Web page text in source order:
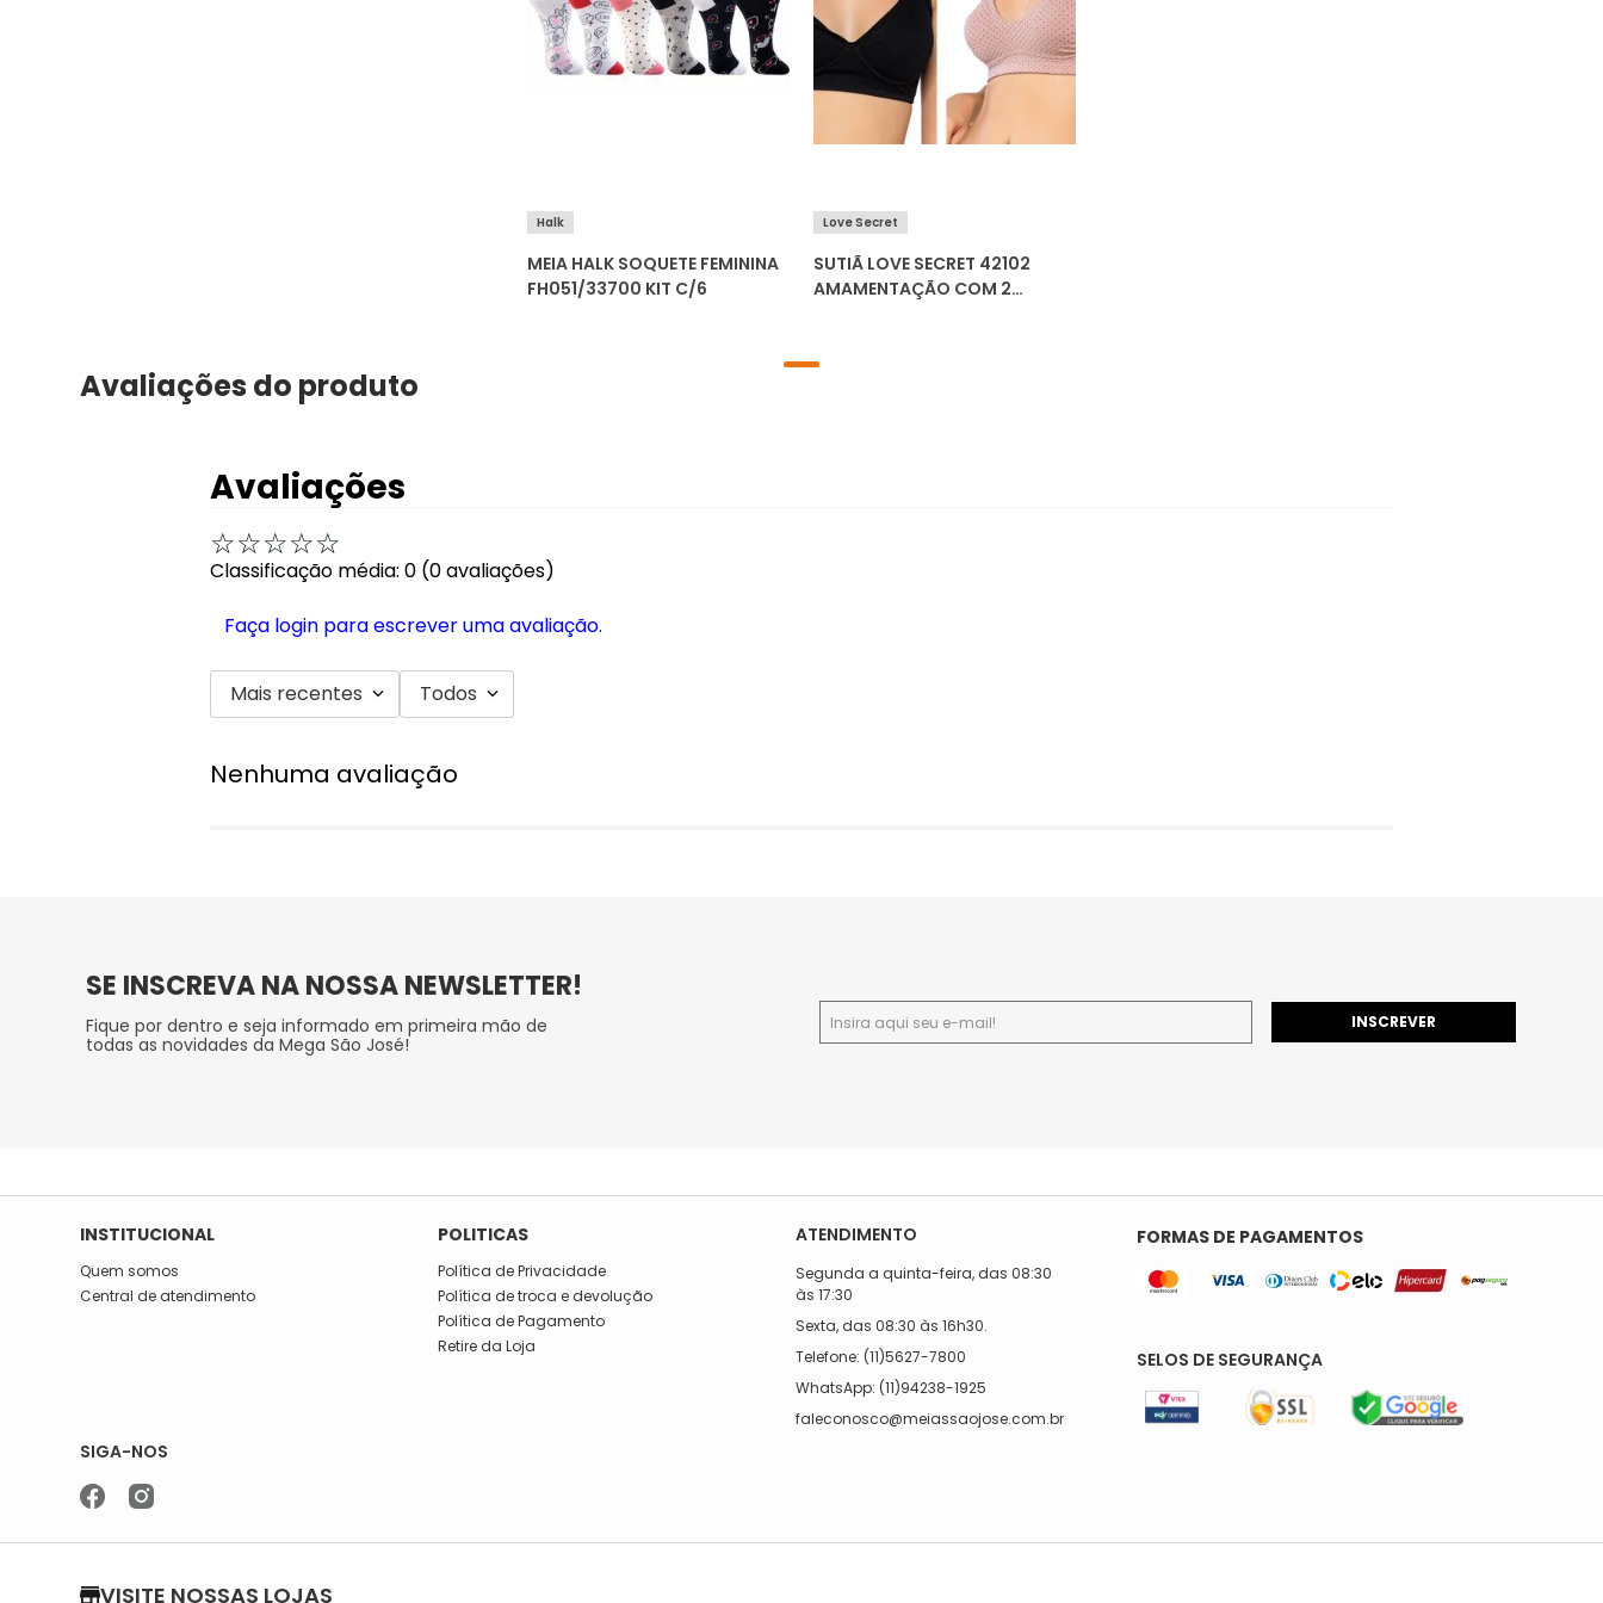
Halk
MEIA HALK SOQUETE FEMININA
FH051/33700 KIT C/6
Love Secret
SUTIÃ LOVE SECRET 42102
AMAMENTAÇÃO COM 2
Avaliações do produto
Avaliações
☆☆☆☆☆
Classificação média: 0 (0 avaliações)
Faça login para escrever uma avaliação.
Mais recentes Todos
Nenhuma avaliação
SE INSCREVA NA NOSSA NEWSLETTER!
Fique por dentro e seja informado em primeira mão de
todas as novidades da Mega São José!
INSCREVER
INSTITUCIONAL
Quem somos
Central de atendimento
POLITICAS
Política de Privacidade
Política de troca e devolução
Política de Pagamento
Retire da Loja
ATENDIMENTO
Segunda a quinta-feira, das 08:30
às 17:30
Sexta, das 08:30 às 16h30.
Telefone: (11)5627-7800
WhatsApp: (11)94238-1925
faleconosco@meiassaojose.com.br
SIGA-NOS
FORMAS DE PAGAMENTOS
SELOS DE SEGURANÇA
VISITE NOSSAS LOJAS